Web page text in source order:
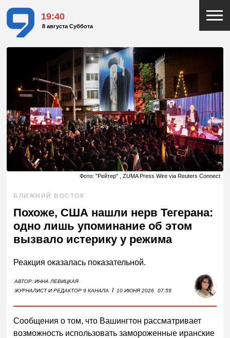
19:40
8 августа Суббота
Фото: "Рейтер" , ZUMA Press Wire via Reuters Connect
БЛИЖНИЙ ВОСТОК
Похоже, США нашли нерв Тегерана:
одно лишь упоминание об этом
вызвало истерику у режима
Реакция оказалась показательной.
АВТОР:ИННА ЛЕВИЦКАЯ
ЖУРНАЛИСТ И РЕДАКТОР 9 КАНАЛА
I 10 ИЮНЯ 2026 07:59
Сообщения о том, что Вашингтон рассматривает
возможность использовать замороженные иранские